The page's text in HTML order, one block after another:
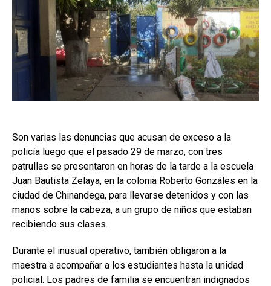
Son varias las denuncias que acusan de exceso a la
policía luego que el pasado 29 de marzo, con tres
patrullas se presentaron en horas de la tarde a la escuela
Juan Bautista Zelaya, en la colonia Roberto Gonzáles en la
ciudad de Chinandega, para llevarse detenidos y con las
manos sobre la cabeza, a un grupo de niños que estaban
recibiendo sus clases.
Durante el inusual operativo, también obligaron a la
maestra a acompañar a los estudiantes hasta la unidad
policial. Los padres de familia se encuentran indignados